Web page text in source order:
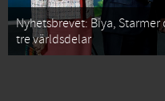
Nyhetsbrevet: Biya,
tre världsdelar